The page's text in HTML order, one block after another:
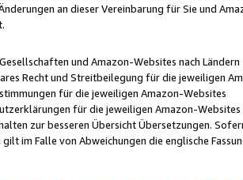
an dieser Vereinbarung für Sie und
und Amazon-Websites nach Ländern
Recht und Streitbeilegung für die jeweiligen
für die jeweiligen Amazon-Websites
für die jeweiligen Amazon-Websites
zur besseren Übersicht Übersetzungen.
im Falle von Abweichungen die englische